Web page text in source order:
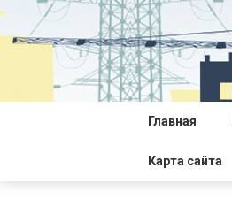
Перейти
содержимому
Главная
Карта сайта